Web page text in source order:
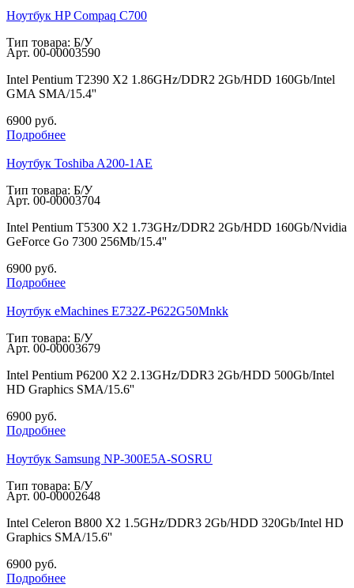
Ноутбук HP Compaq C700
Тип товара: Б/У
Арт. 00-00003590
Intel Pentium T2390 X2 1.86GHz/DDR2 2Gb/HDD 160Gb/Intel
GMA SMA/15.4''
6900 руб.
Подробнее
Ноутбук Toshiba A200-1AE
Тип товара: Б/У
Арт. 00-00003704
Intel Pentium T5300 X2 1.73GHz/DDR2 2Gb/HDD 160Gb/Nvidia
GeForce Go 7300 256Mb/15.4''
6900 руб.
Подробнее
Ноутбук eMachines E732Z-P622G50Mnkk
Тип товара: Б/У
Арт. 00-00003679
Intel Pentium P6200 X2 2.13GHz/DDR3 2Gb/HDD 500Gb/Intel
HD Graphics SMA/15.6''
6900 руб.
Подробнее
Ноутбук Samsung NP-300E5A-SOSRU
Тип товара: Б/У
Арт. 00-00002648
Intel Celeron B800 X2 1.5GHz/DDR3 2Gb/HDD 320Gb/Intel HD
Graphics SMA/15.6''
6900 руб.
Подробнее